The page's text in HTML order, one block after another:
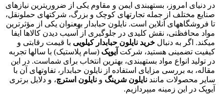
در دنیای امروز، بستهبندی ایمن و مقاوم یکی از ضروریترین نیازهای
صنایع مختلف از جمله تجارتهای کوچک و بزرگ، شرکتهای حملونقل،
تا فروشگاههای آنلاین است. نایلون حبابدار بهعنوان یکی از مؤثرترین
مواد محافظتی، نقش کلیدی در جلوگیری از آسیب دیدن کالاها ایفا
میکند. اگر به دنبال خرید نایلون حبابدار کیلویی با قیمت رقابتی و
کیفیت تضمینی هستید، شرکت آیوپک (سام پلاستیک) با سالها تجربه
در تولید انواع مواد بستهبندی، بهترین انتخاب برای شماست. در این
مقاله، به بررسی مزایای استفاده از نایلون حبابدار، تفاوتهای آن با
سایر محصولات مانند نایلون شرینگ و نایلون استرچ، و دلایل برتری
آیوپک در این زمینه میپردازیم.